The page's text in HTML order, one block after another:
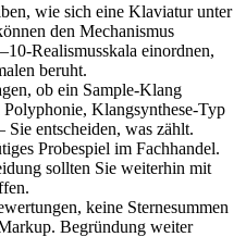
wie sich eine Klaviatur unter
den Mechanismus
Realismusskala einordnen,
beruht.
ob ein Sample-Klang
Polyphonie, Klangsynthese-Typ
entscheiden, was zählt.
Probespiel im Fachhandel.
sollten Sie weiterhin mit
keine Sternesummen
Begründung weiter